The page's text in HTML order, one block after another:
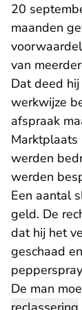
20
maanden
van
Dat deed
werkwijze
afspraak
Marktplaats
werden
werden
Een aantal
geld. De
dat hij het
geschaad
De man